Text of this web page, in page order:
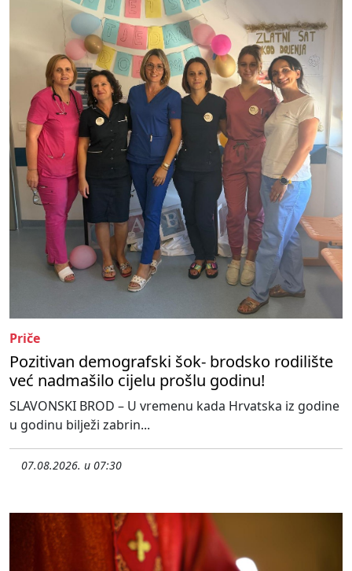
Priče
Pozitivan demografski šok- brodsko rodilište
već nadmašilo cijelu prošlu godinu!
SLAVONSKI BROD – U vremenu kada Hrvatska iz godine
u godinu bilježi zabrin...
07.08.2026. u 07:30